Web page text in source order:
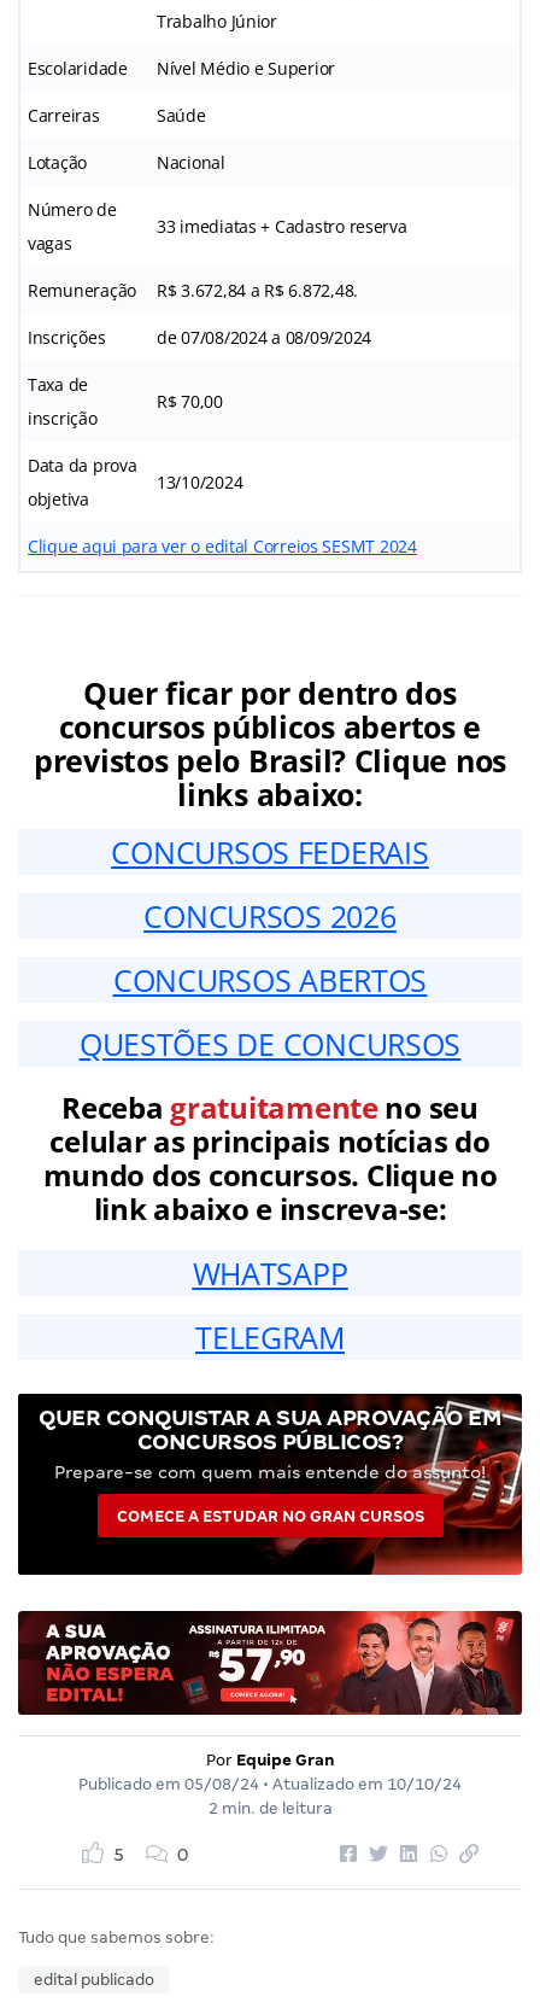
Trabalho Júnior
Escolaridade Nível Médio e Superior
Carreiras Saúde
Lotação Nacional
Número de
vagas
33 imediatas + Cadastro reserva
Remuneração R$ 3.672,84 a R$ 6.872,48.
Inscrições de 07/08/2024 a 08/09/2024
Taxa de
inscrição
R$ 70,00
Data da prova
objetiva
13/10/2024
Clique aqui para ver o edital Correios SESMT 2024
Quer ficar por dentro dos
concursos públicos abertos e
previstos pelo Brasil? Clique nos
links abaixo:
CONCURSOS FEDERAIS
CONCURSOS 2026
CONCURSOS ABERTOS
QUESTÕES DE CONCURSOS
Receba gratuitamenteno seu
celular as principais notícias do
mundo dos concursos. Clique no
link abaixo e inscreva-se:
WHATSAPP
TELEGRAM
QUER CONQUISTAR A SUA APROVAÇÃO EM
CONCURSOS PÚBLICOS?
Prepare-se com quem mais entende do assunto!
COMECE A ESTUDAR NO GRAN CURSOS
Por Equipe Gran
Publicado em 05/08/24 • Atualizado em 10/10/24
2 min. de leitura
5 0
Tudo que sabemos sobre:
edital publicado